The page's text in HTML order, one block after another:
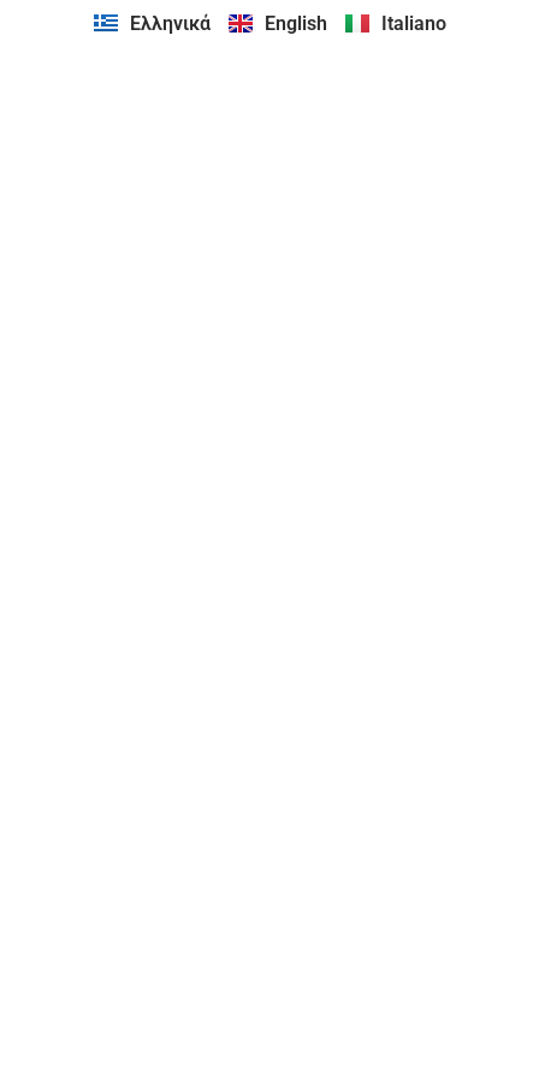
Ελληνικά English Italiano